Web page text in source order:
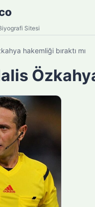
Sitesi
hakemliği bıraktı mı